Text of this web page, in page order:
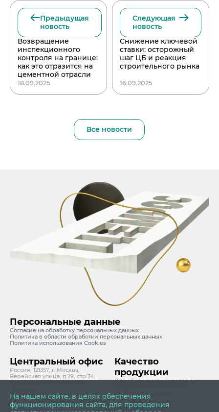
Предыдущая
новость
Возвращение
инспекционного
контроля на границе:
как это отразится на
цементной отрасли
18.09.2025
Следующая
новость
Снижение ключевой
ставки: осторожный
шаг ЦБ и реакция
строительного рынка
16.09.2025
Все новости
Персональные данные
Согласие на обработку персональных данных
Политика в области обработки персональных данных
Политика использования Cookies
Центральный офис
Россия, 121357, г. Москва,
Верейская улица, д.29, стр.34,
info@cemros.ru
8 800 700 6363
Качество
продукции
Для обращения клиентов по
качества продукции
quality@cemros.ru
На нашем сайте, в целях обеспечения
функционирования сайта, для проведения